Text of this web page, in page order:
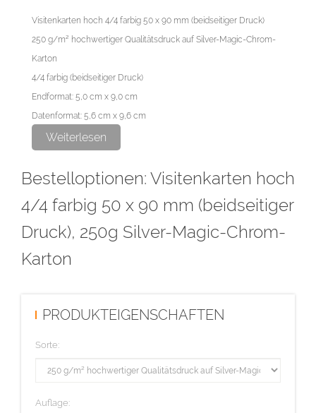
Visitenkarten hoch 4/4 farbig 50 x 90 mm (beidseitiger Druck)
250 g/m² hochwertiger Qualitätsdruck auf Silver-Magic-Chrom-
Karton
4/4 farbig (beidseitiger Druck)
Endformat: 5,0 cm x 9,0 cm
Datenformat: 5,6 cm x 9,6 cm
hochglänzenden Vorderseite. Die Rückseite ist weiß und
werden in diesem Falle in einer silber hochglänzenden Optik
dargestellt.
Weiterlesen
Bestelloptionen: Visitenkarten hoch
4/4 farbig 50 x 90 mm (beidseitiger
Druck), 250g Silver-Magic-Chrom-
Karton
PRODUKTEIGENSCHAFTEN
Sorte:
Auflage: